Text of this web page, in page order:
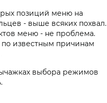
позиций меню на
- выше всяких похвал.
меню - не проблема.
по известным причинам
выбора режимов